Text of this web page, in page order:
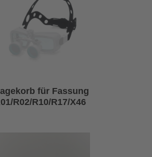
für Fassung
R02/R10/R17/X46